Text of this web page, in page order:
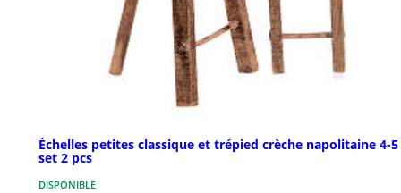
Échelles petites classique et trépied crèche napolitaine 4-
set 2 pcs
DISPONIBLE